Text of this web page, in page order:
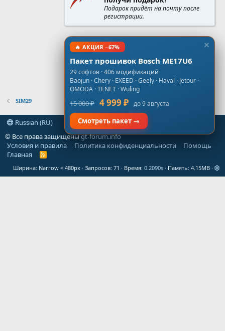
SIM29
Russian (RU)
© Все права защищеныgt-forum.info
Условия и правила
Политика конфиденциальности
Помощь
Главная
R
S
Ширина Запросов 71 Время 0.2090s Память 4.15MB
Подарок придёт на почту после
регистрации.
🔥 АКЦИЯ −67%
Пакет прошивок Bosch ME17U6
29 софтов · 406 модификаций
Baojun · Chery · EXEED · Geely · Haval · Jetour ·
OMODA · TENET · Wuling
15 000 ₽ 4 999 ₽ до 9 августа
Смотреть пакет →